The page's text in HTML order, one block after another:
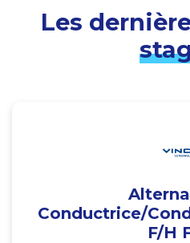
Les
Conductrice/
F/H